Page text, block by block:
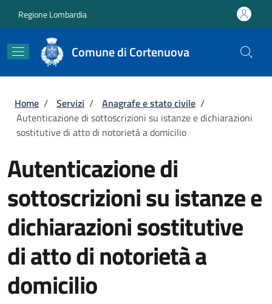
Regione Lombardia
Comune di Cortenuova
Briciole di pane
Home / Servizi / Anagrafe e stato civile /
Autenticazione di sottoscrizioni su istanze e dichiarazioni
sostitutive di atto di notorietà a domicilio
Autenticazione di
sottoscrizioni su istanze e
dichiarazioni sostitutive
di atto di notorietà a
domicilio